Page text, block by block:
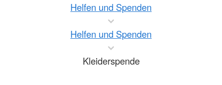
Helfen und Spenden
Helfen und Spenden
Kleiderspende